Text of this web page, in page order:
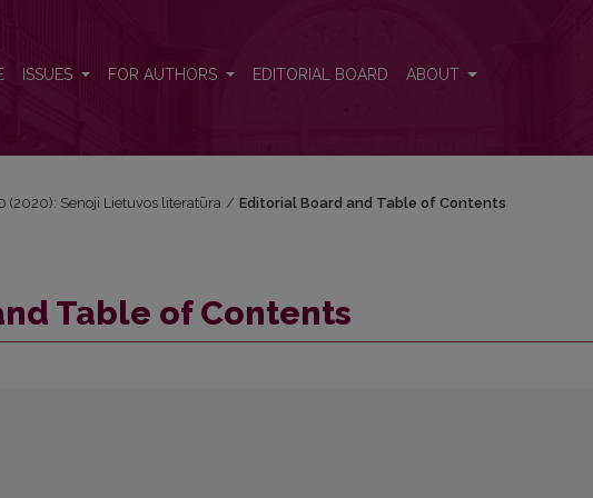
ISSUES FOR AUTHORS EDITORIAL BOARD ABOUT
(2020): Senoji Lietuvos literatūra / Editorial Board and Table of Contents
Table of Contents